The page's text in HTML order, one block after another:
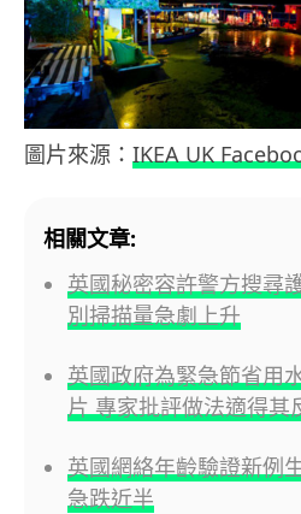
圖片來源： IKEA UK
相關文章:
英國秘密容許警方搜
別掃描量急劇上升
英國政府為緊急節省用
片 專家批評做法適得其
英國網絡年齡驗證新
急跌近半